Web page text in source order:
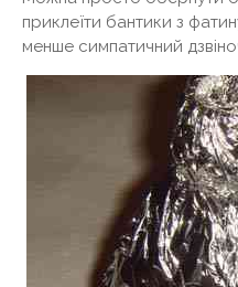
приклеїти бантики з
менше симпатичний